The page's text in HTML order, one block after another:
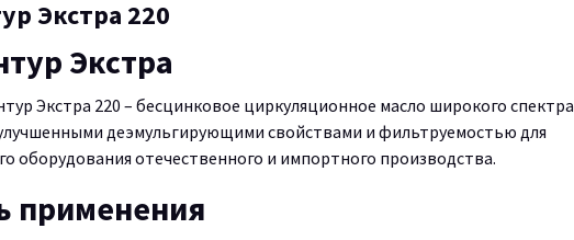
Экстра 220
Экстра
Экстра 220 – бесцинковое циркуляционное масло широкого спектра
деэмульгирующими свойствами и фильтруемостью для
оборудования отечественного и импортного производства.
применения